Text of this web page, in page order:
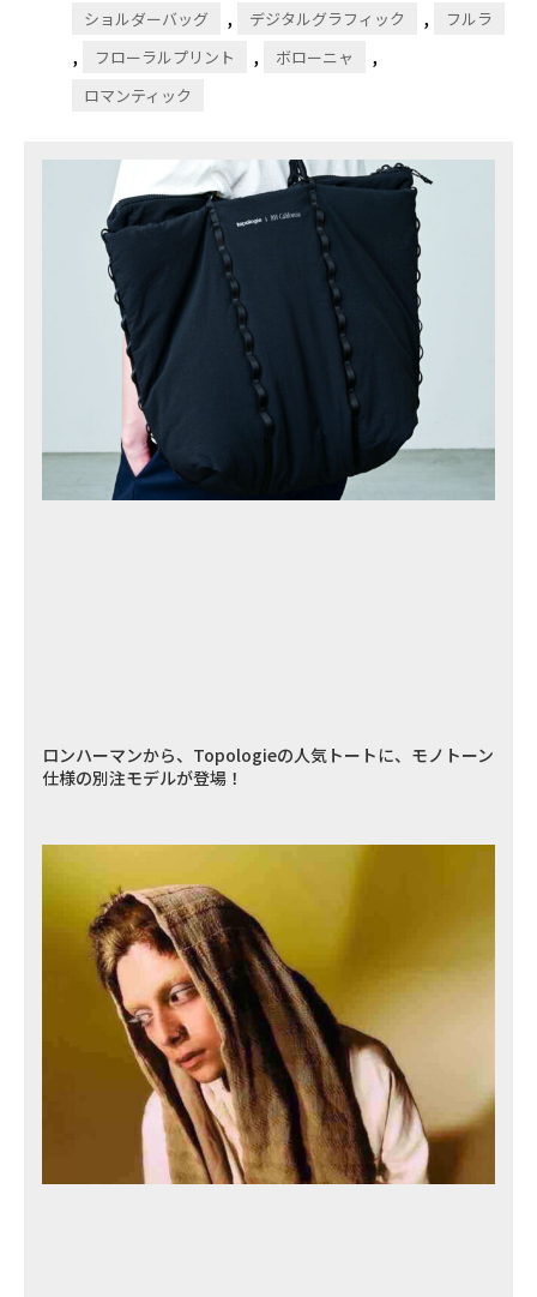
ショルダーバッグ , デジタルグラフィック , フルラ
, フローラルプリント , ボローニャ ,
ロマンティック
ロンハーマンから、Topologieの人気トートに、モノトーン
仕様の別注モデルが登場！